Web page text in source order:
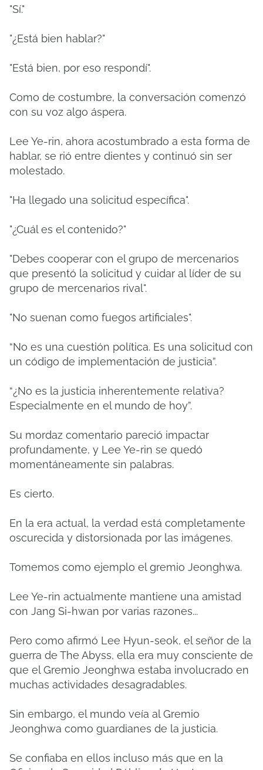
"Sí."
"¿Está bien hablar?"
"Está bien, por eso respondí".
Como de costumbre, la conversación comenzó
con su voz algo áspera.
Lee Ye-rin, ahora acostumbrado a esta forma de
hablar, se rió entre dientes y continuó sin ser
molestado.
"Ha llegado una solicitud específica".
"¿Cuál es el contenido?"
"Debes cooperar con el grupo de mercenarios
que presentó la solicitud y cuidar al líder de su
grupo de mercenarios rival".
"No suenan como fuegos artificiales".
“No es una cuestión política. Es una solicitud con
un código de implementación de justicia”.
“¿No es la justicia inherentemente relativa?
Especialmente en el mundo de hoy”.
Su mordaz comentario pareció impactar
profundamente, y Lee Ye-rin se quedó
momentáneamente sin palabras.
Es cierto.
En la era actual, la verdad está completamente
oscurecida y distorsionada por las imágenes.
Tomemos como ejemplo el gremio Jeonghwa.
Lee Ye-rin actualmente mantiene una amistad
con Jang Si-hwan por varias razones...
Pero como afirmó Lee Hyun-seok, el señor de la
guerra de The Abyss, ella era muy consciente de
que el Gremio Jeonghwa estaba involucrado en
muchas actividades desagradables.
Sin embargo, el mundo veía al Gremio
Jeonghwa como guardianes de la justicia.
Se confiaba en ellos incluso más que en la